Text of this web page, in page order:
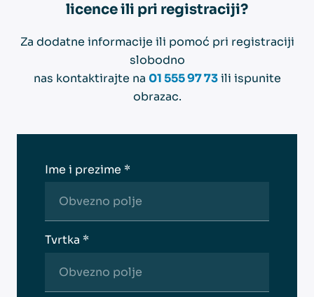
licence ili pri registraciji?
Za dodatne informacije ili pomoć pri registraciji
slobodno
nas kontaktirajte na 01 555 97 73ili ispunite
obrazac.
Ime i prezime *
Tvrtka *